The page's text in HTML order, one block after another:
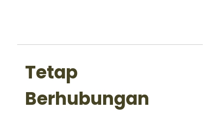
Tetap
Berhubungan